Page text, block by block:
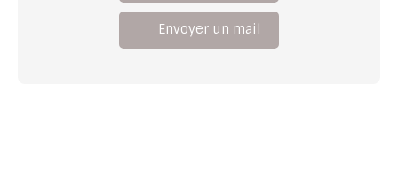
Envoyer un mail